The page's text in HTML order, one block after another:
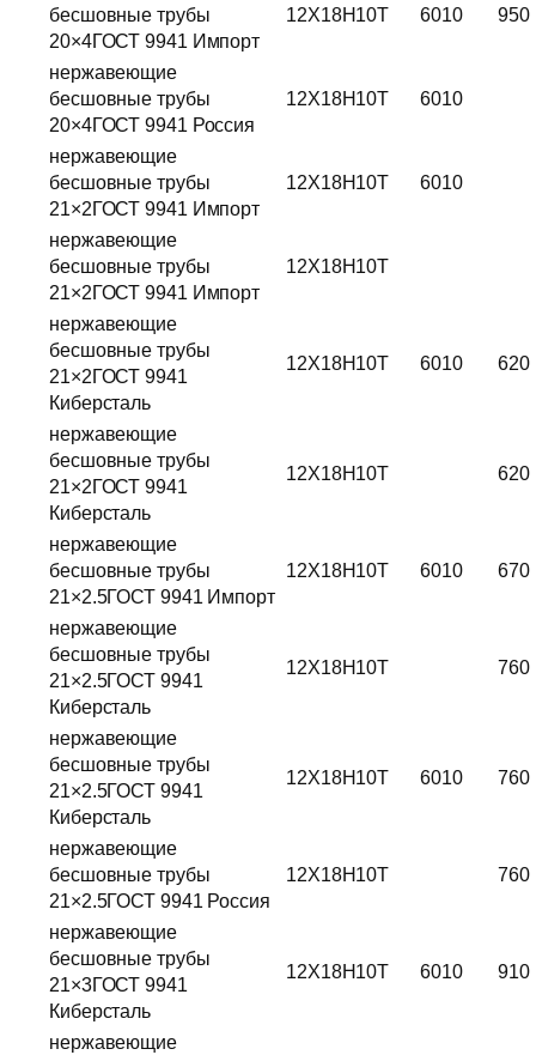
бесшовные трубы
20×4ГОСТ 9941 Импорт
12Х18Н10Т 6010 950
нержавеющие
бесшовные трубы
20×4ГОСТ 9941 Россия
12Х18Н10Т 6010
нержавеющие
бесшовные трубы
21×2ГОСТ 9941 Импорт
12Х18Н10Т 6010
нержавеющие
бесшовные трубы
21×2ГОСТ 9941 Импорт
12Х18Н10Т
нержавеющие
бесшовные трубы
21×2ГОСТ 9941
Киберсталь
12Х18Н10Т 6010 620
нержавеющие
бесшовные трубы
21×2ГОСТ 9941
Киберсталь
12Х18Н10Т 620
нержавеющие
бесшовные трубы
21×2.5ГОСТ 9941 Импорт
12Х18Н10Т 6010 670
нержавеющие
бесшовные трубы
21×2.5ГОСТ 9941
Киберсталь
12Х18Н10Т 760
нержавеющие
бесшовные трубы
21×2.5ГОСТ 9941
Киберсталь
12Х18Н10Т 6010 760
нержавеющие
бесшовные трубы
21×2.5ГОСТ 9941 Россия
12Х18Н10Т 760
нержавеющие
бесшовные трубы
21×3ГОСТ 9941
Киберсталь
12Х18Н10Т 6010 910
нержавеющие